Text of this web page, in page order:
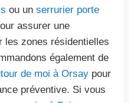
ou un serrurier porte
assurer une
les zones résidentielles
également de
de moi à Orsay pour
préventive. Si vous